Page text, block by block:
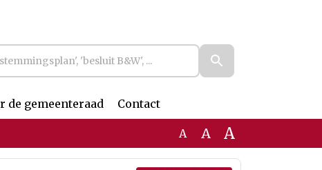
de gemeenteraad Contact
A A A